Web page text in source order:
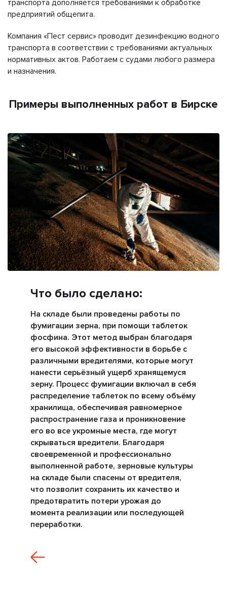
транспорта дополняется требованиями к обработке
предприятий общепита.
Компания «Пест сервис» проводит дезинфекцию водного
транспорта в соответствии с требованиями актуальных
нормативных актов. Работаем с судами любого размера
и назначения.
Примеры выполненных работ в Бирске
Что было сделано:
На складе были проведены работы по
фумигации зерна, при помощи таблеток
фосфина. Этот метод выбран благодаря
его высокой эффективности в борьбе с
различными вредителями, которые могут
нанести серьёзный ущерб хранящемуся
зерну. Процесс фумигации включал в себя
распределение таблеток по всему объёму
хранилища, обеспечивая равномерное
распространение газа и проникновение
его во все укромные места, где могут
скрываться вредители. Благодаря
своевременной и профессионально
выполненной работе, зерновые культуры
на складе были спасены от вредителя,
что позволит сохранить их качество и
предотвратить потери урожая до
момента реализации или последующей
переработки.